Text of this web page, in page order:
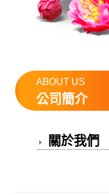
ABOUT US
公司簡介
關於我們